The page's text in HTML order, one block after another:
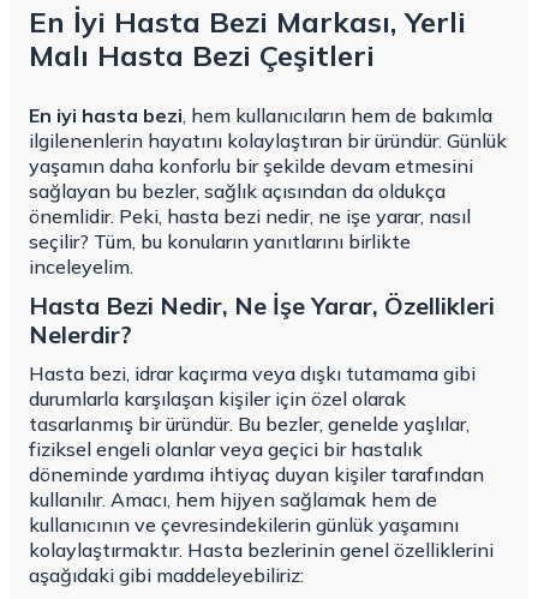
En İyi Hasta Bezi Markası, Yerli
Malı Hasta Bezi Çeşitleri
En iyi hasta bezi, hem kullanıcıların hem de bakımla
ilgilenenlerin hayatını kolaylaştıran bir üründür. Günlük
yaşamın daha konforlu bir şekilde devam etmesini
sağlayan bu bezler, sağlık açısından da oldukça
önemlidir. Peki, hasta bezi nedir, ne işe yarar, nasıl
seçilir? Tüm, bu konuların yanıtlarını birlikte
inceleyelim.
Hasta Bezi Nedir, Ne İşe Yarar, Özellikleri
Nelerdir?
Hasta bezi, idrar kaçırma veya dışkı tutamama gibi
durumlarla karşılaşan kişiler için özel olarak
tasarlanmış bir üründür. Bu bezler, genelde yaşlılar,
fiziksel engeli olanlar veya geçici bir hastalık
döneminde yardıma ihtiyaç duyan kişiler tarafından
kullanılır. Amacı, hem hijyen sağlamak hem de
kullanıcının ve çevresindekilerin günlük yaşamını
kolaylaştırmaktır. Hasta bezlerinin genel özelliklerini
aşağıdaki gibi maddeleyebiliriz: